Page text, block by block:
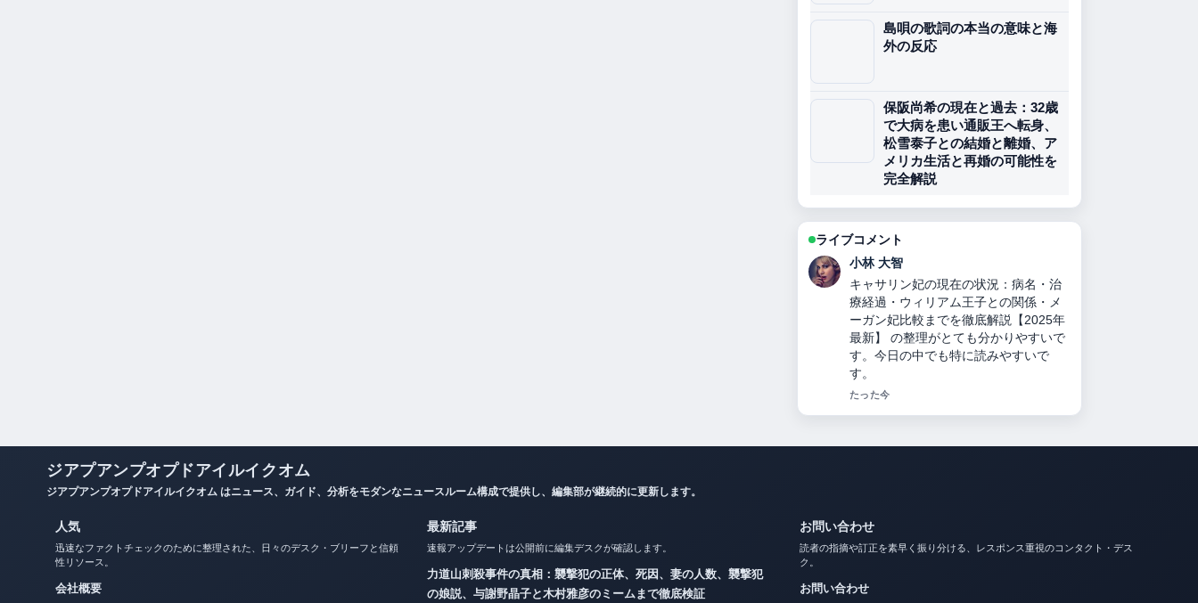
島唄の歌詞の本当の意味と海
外の反応
保阪尚希の現在と過去：32歳
で大病を患い通販王へ転身、
松雪泰子との結婚と離婚、ア
メリカ生活と再婚の可能性を
完全解説
ライブコメント
田中 美咲
力道山刺殺事件の真相：襲撃犯の正
体、死因、妻の人数、襲撃犯の娘説、
与謝野晶子と木村雅彦のミームまで徹
底検証 を追っていますが、この解説は
落ち着いていて信頼できます。
3 分前
ジアプアンプオプドアイルイクオム はニュース、ガイド、分析をモダンなニュースルーム構成で提供し、編集部が継続的に更新します。
迅速なファクトチェックのために整理された、日々のデスク・ブリーフと信頼
性リソース。
会社概要
お問い合わせ
速報アップデートは公開前に編集デスクが確認します。
力道山刺殺事件の真相：襲撃犯の正体、死因、妻の人数、襲撃犯
の娘説、与謝野晶子と木村雅彦のミームまで徹底検証
読者の指摘や訂正を素早く振り分ける、レスポンス重視のコンタクト・デス
ク。
お問い合わせ
info@japanpopdaily.com